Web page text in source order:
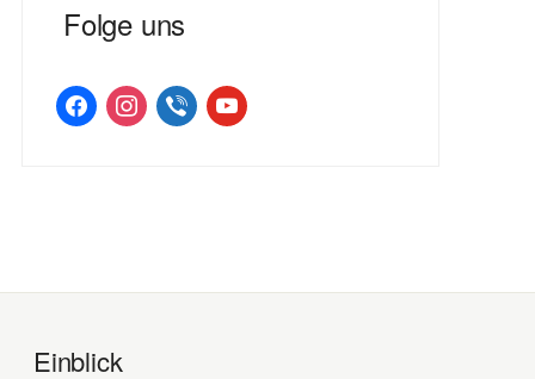
Folge uns
facebookinstagramviber youtube
Einblick